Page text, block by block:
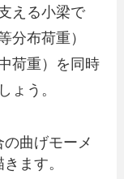
える小梁で
分布荷重）
荷重）を同時
ょう。
曲げモーメ
ます。